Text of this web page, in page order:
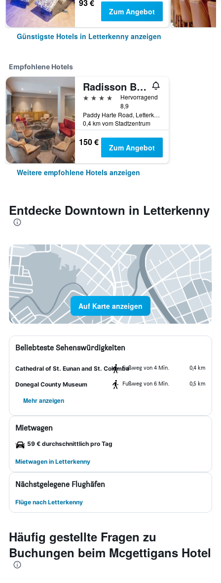
93 €
Zum Angebot
Günstigste Hotels in Letterkenny anzeigen
Empfohlene Hotels
Radisson Blu Hotel Letterkenny
4 Sterne
Hervorragend
8,9
Paddy Harte Road, Letterkenny, Irland
0,4 km vom Stadtzentrum
150 € Zum Angebot
Weitere empfohlene Hotels anzeigen
Entdecke Downtown in Letterkenny
Auf Karte anzeigen
Beliebteste Sehenswürdigkeiten
Cathedral of St. Eunan and St. ColumbaFußweg von 4 Min. 0,4 km
Donegal County Museum Fußweg von 6 Min. 0,5 km
Mehr anzeigen
Mietwagen
59 € durchschnittlich pro Tag
Mietwagen in Letterkenny
Nächstgelegene Flughäfen
Flüge nach Letterkenny
Häufig gestellte Fragen zu
Buchungen beim Mcgettigans Hotel